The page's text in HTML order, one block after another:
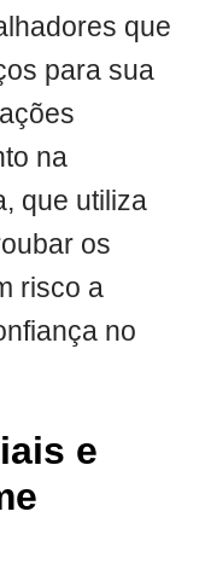
que
para sua
na
que utiliza
os
risco a
no
e